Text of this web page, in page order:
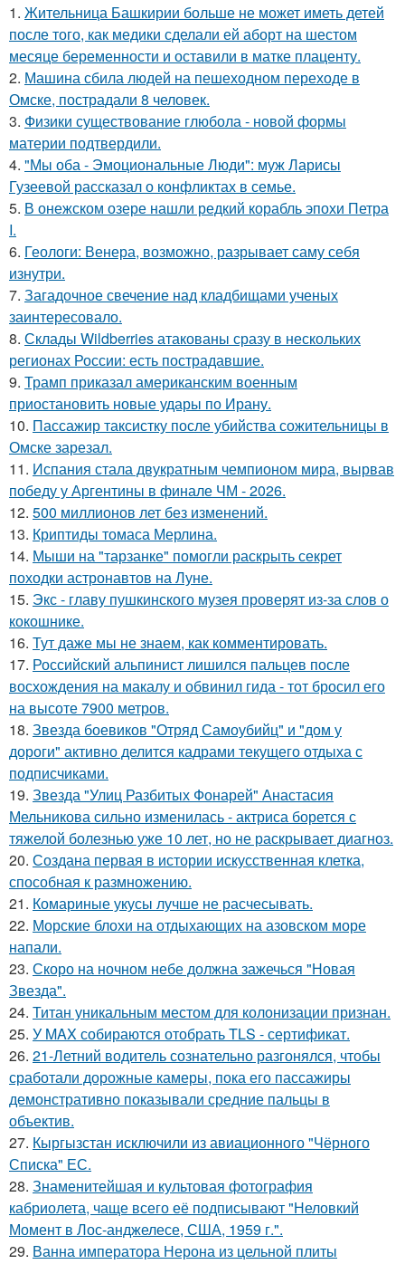
1. Жительница Башкирии больше не может иметь детей
после того, как медики сделали ей аборт на шестом
месяце беременности и оставили в матке плаценту.
2. Машина сбила людей на пешеходном переходе в
Омске, пострадали 8 человек.
3. Физики существование глюбола - новой формы
материи подтвердили.
4. "Мы оба - Эмоциональные Люди": муж Ларисы
Гузеевой рассказал о конфликтах в семье.
5. В онежском озере нашли редкий корабль эпохи Петра
I.
6. Геологи: Венера, возможно, разрывает саму себя
изнутри.
7. Загадочное свечение над кладбищами ученых
заинтересовало.
8. Склады Wildberries атакованы сразу в нескольких
регионах России: есть пострадавшие.
9. Трамп приказал американским военным
приостановить новые удары по Ирану.
10. Пассажир таксистку после убийства сожительницы в
Омске зарезал.
11. Испания стала двукратным чемпионом мира, вырвав
победу у Аргентины в финале ЧМ - 2026.
12. 500 миллионов лет без изменений.
13. Криптиды томаса Мерлина.
14. Мыши на "тарзанке" помогли раскрыть секрет
походки астронавтов на Луне.
15. Экс - главу пушкинского музея проверят из-за слов о
кокошнике.
16. Тут даже мы не знаем, как комментировать.
17. Российский альпинист лишился пальцев после
восхождения на макалу и обвинил гида - тот бросил его
на высоте 7900 метров.
18. Звезда боевиков "Отряд Самоубийц" и "дом у
дороги" активно делится кадрами текущего отдыха с
подписчиками.
19. Звезда "Улиц Разбитых Фонарей" Анастасия
Мельникова сильно изменилась - актриса борется с
тяжелой болезнью уже 10 лет, но не раскрывает диагноз.
20. Создана первая в истории искусственная клетка,
способная к размножению.
21. Комариные укусы лучше не расчесывать.
22. Морские блохи на отдыхающих на азовском море
напали.
23. Скоро на ночном небе должна зажечься "Новая
Звезда".
24. Титан уникальным местом для колонизации признан.
25. У MAX собираются отобрать TLS - сертификат.
26. 21-Летний водитель сознательно разгонялся, чтобы
сработали дорожные камеры, пока его пассажиры
демонстративно показывали средние пальцы в
объектив.
27. Кыргызстан исключили из авиационного "Чёрного
Списка" ЕС.
28. Знаменитейшая и культовая фотография
кабриолета, чаще всего её подписывают "Неловкий
Момент в Лос-анджелесе, США, 1959 г.".
29. Ванна императора Нерона из цельной плиты